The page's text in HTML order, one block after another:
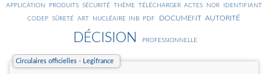
application produits sécurité thème télécharger actes nor identifiant
codep sûreté art nucléaire inb pdf document autorité
décision professionnelle
Circulaires officielles - Legifrance